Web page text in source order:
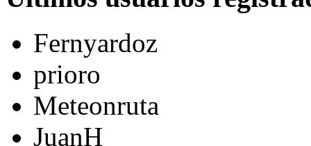
Fernyardoz
prioro
Meteonruta
JuanH